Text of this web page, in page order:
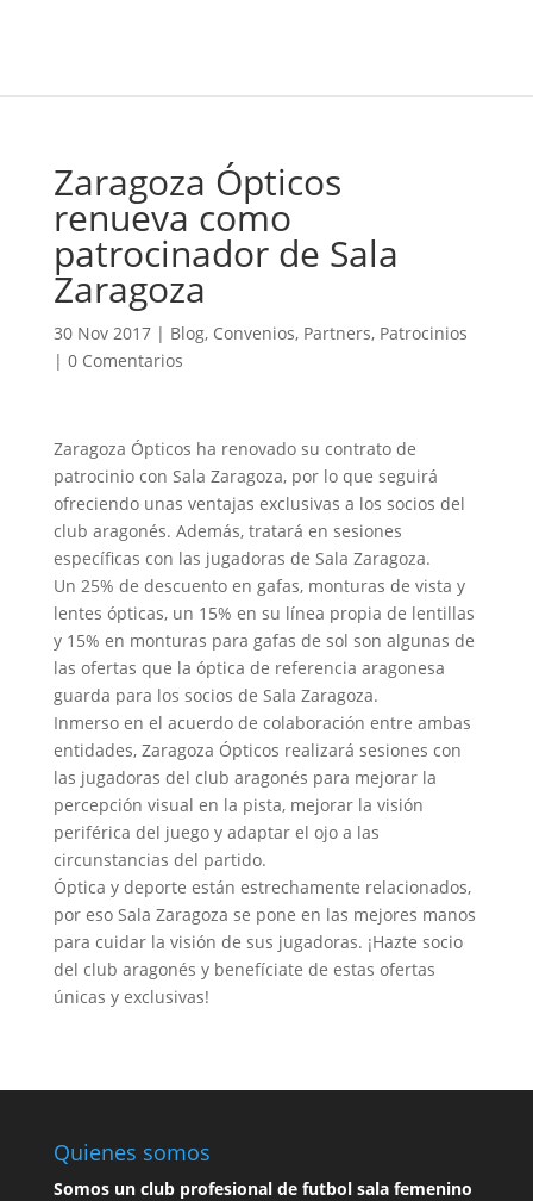
Zaragoza Ópticos
renueva como
patrocinador de Sala
Zaragoza
30 Nov 2017| Blog, Convenios, Partners, Patrocinios
| 0 Comentarios
Zaragoza Ópticos ha renovado su contrato de
patrocinio con Sala Zaragoza, por lo que seguirá
ofreciendo unas ventajas exclusivas a los socios del
club aragonés. Además, tratará en sesiones
específicas con las jugadoras de Sala Zaragoza.
Un 25% de descuento en gafas, monturas de vista y
lentes ópticas, un 15% en su línea propia de lentillas
y 15% en monturas para gafas de sol son algunas de
las ofertas que la óptica de referencia aragonesa
guarda para los socios de Sala Zaragoza.
Inmerso en el acuerdo de colaboración entre ambas
entidades, Zaragoza Ópticos realizará sesiones con
las jugadoras del club aragonés para mejorar la
percepción visual en la pista, mejorar la visión
periférica del juego y adaptar el ojo a las
circunstancias del partido.
Óptica y deporte están estrechamente relacionados,
por eso Sala Zaragoza se pone en las mejores manos
para cuidar la visión de sus jugadoras. ¡Hazte socio
del club aragonés y benefíciate de estas ofertas
únicas y exclusivas!
Quienes somos
Somos un club profesional de futbol sala femenino